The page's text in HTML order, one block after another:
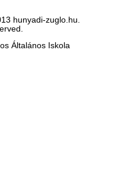
hunyadi-zuglo.hu.
Általános Iskola